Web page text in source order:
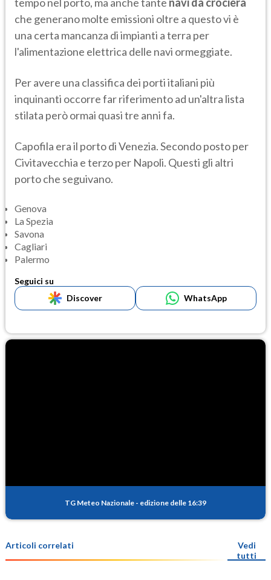
che generano molte emissioni oltre a questo vi è
una certa mancanza di impianti a terra per
l'alimentazione elettrica delle navi ormeggiate.
Per avere una classifica dei porti italiani più
inquinanti occorre far riferimento ad un'altra lista
stilata però ormai quasi tre anni fa.
Capofila era il porto di Venezia. Secondo posto per
Civitavecchia e terzo per Napoli. Questi gli altri
porto che seguivano.
Genova
La Spezia
Savona
Cagliari
Palermo
Seguici su
Discover
WhatsApp
TG Meteo Nazionale - edizione delle 16:39
Articoli correlati
Vedi
tutti